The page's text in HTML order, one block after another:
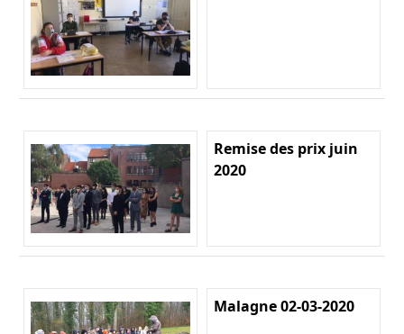
Remise des prix juin
2020
Malagne 02-03-2020